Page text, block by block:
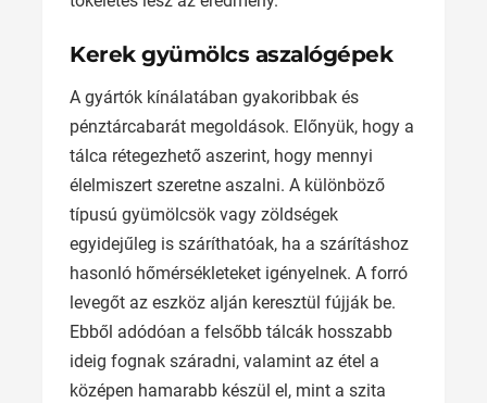
Kerek gyümölcs aszalógépek
A gyártók kínálatában gyakoribbak és
pénztárcabarát megoldások. Előnyük, hogy a
tálca rétegezhető aszerint, hogy mennyi
élelmiszert szeretne aszalni. A különböző
típusú gyümölcsök vagy zöldségek
egyidejűleg is száríthatóak, ha a szárításhoz
hasonló hőmérsékleteket igényelnek. A forró
levegőt az eszköz alján keresztül fújják be.
Ebből adódóan a felsőbb tálcák hosszabb
ideig fognak száradni, valamint az étel a
középen hamarabb készül el, mint a szita